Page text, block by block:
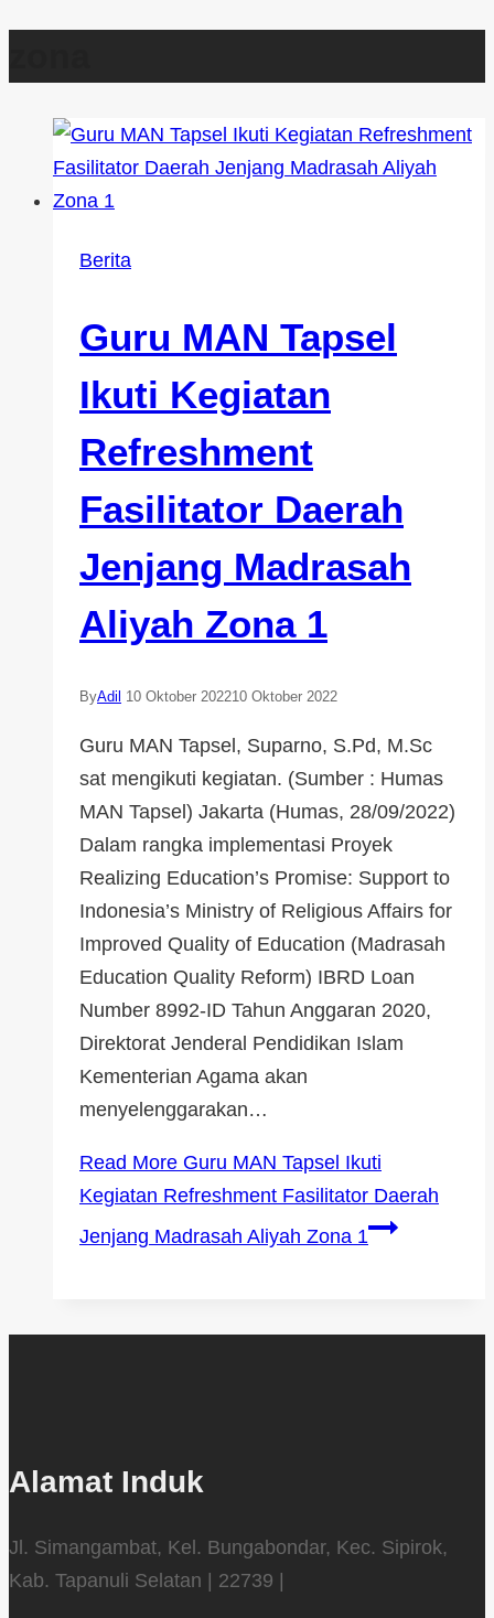
Berita
Guru MAN Tapsel
Ikuti Kegiatan
Refreshment
Fasilitator Daerah
Jenjang Madrasah
Aliyah Zona 1
ByAdil 10 Oktober 202210 Oktober 2022
Guru MAN Tapsel, Suparno, S.Pd, M.Sc
sat mengikuti kegiatan. (Sumber : Humas
MAN Tapsel) Jakarta (Humas, 28/09/2022)
Dalam rangka implementasi Proyek
Realizing Education’s Promise: Support to
Indonesia’s Ministry of Religious Affairs for
Improved Quality of Education (Madrasah
Education Quality Reform) IBRD Loan
Number 8992-ID Tahun Anggaran 2020,
Direktorat Jenderal Pendidikan Islam
Kementerian Agama akan
menyelenggarakan…
Read More Guru MAN Tapsel Ikuti
Kegiatan Refreshment Fasilitator Daerah
Jenjang Madrasah Aliyah Zona 1
Alamat Induk
Jl. Simangambat, Kel. Bungabondar, Kec. Sipirok,
Kab. Tapanuli Selatan | 22739 |